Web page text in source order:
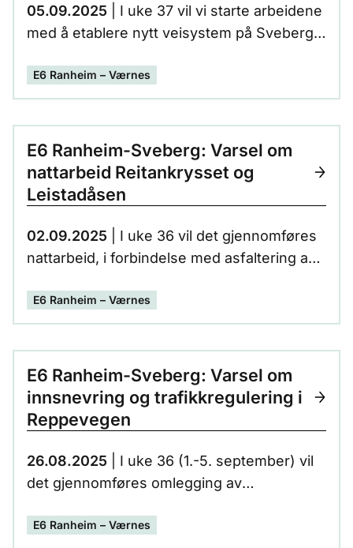
05.09.2025 | I uke 37 vil vi starte arbeidene
med å etablere nytt veisystem på Sveberg.
foregår de første ukene. Dette vil foregå
utenfor etablert veisystem, og i liten grad
berøre trafikanter og næringsdrivende.
E6 Ranheim – Værnes
E6 Ranheim-Sveberg: Varsel om
nattarbeid Reitankrysset og
Leistadåsen
02.09.2025 | I uke 36 vil det gjennomføres
nattarbeid, i forbindelse med asfaltering av
Leistadåsen.
E6 Ranheim – Værnes
E6 Ranheim-Sveberg: Varsel om
innsnevring og trafikkregulering i
Reppevegen
26.08.2025 | I uke 36 (1.-5. september) vil
det gjennomføres omlegging av
kryss Fykenvegen.
E6 Ranheim – Værnes